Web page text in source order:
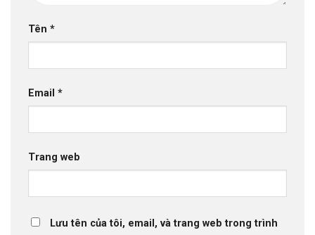
Tên *
Email *
Trang web
Lưu tên của tôi, email, và trang web trong trình